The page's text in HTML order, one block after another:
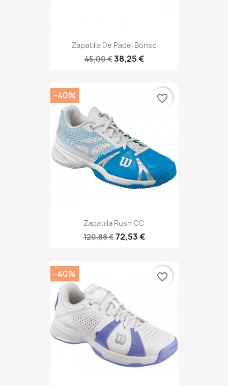
Zapatilla De Padel Bonso
45,00 €38,25 €
Zapatilla Rush CC
120,88 €72,53 €
-40% favorite_border
-40% favorite_border